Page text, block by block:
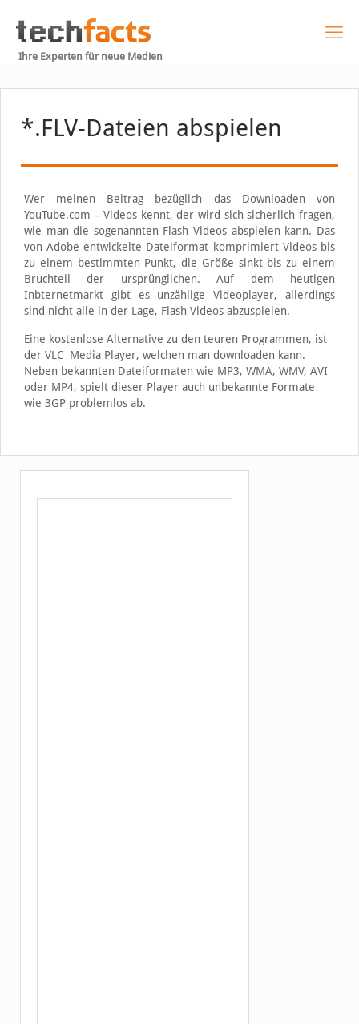
Ihre Experten für neue Medien
*.FLV-Dateien abspielen
Wer meinen Beitrag bezüglich das Downloaden von
YouTube.com – Videos kennt, der wird sich sicherlich fragen,
wie man die sogenannten Flash Videos abspielen kann. Das
von Adobe entwickelte Dateiformat komprimiert Videos bis
zu einem bestimmten Punkt, die Größe sinkt bis zu einem
Bruchteil der ursprünglichen. Auf dem heutigen
Inbternetmarkt gibt es unzählige Videoplayer, allerdings
sind nicht alle in der Lage, Flash Videos abzuspielen.
Eine kostenlose Alternative zu den teuren Programmen, ist
der VLC Media Player, welchen man downloaden kann.
Neben bekannten Dateiformaten wie MP3, WMA, WMV, AVI
oder MP4, spielt dieser Player auch unbekannte Formate
wie 3GP problemlos ab.